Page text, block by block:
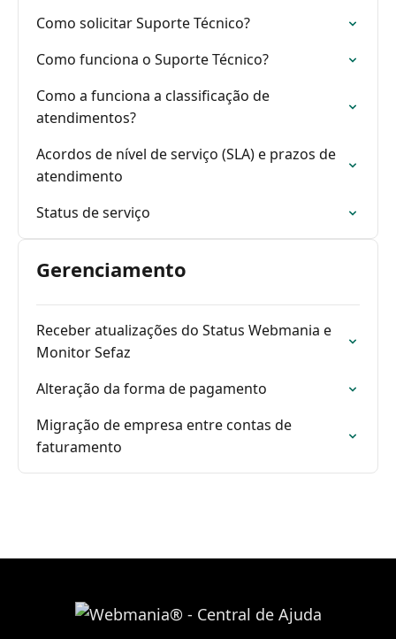
Como solicitar Suporte Técnico?
Como funciona o Suporte Técnico?
Como a funciona a classificação de
atendimentos?
Acordos de nível de serviço (SLA) e prazos de
atendimento
Status de serviço
Gerenciamento
Receber atualizações do Status Webmania e
Monitor Sefaz
Alteração da forma de pagamento
Migração de empresa entre contas de
faturamento